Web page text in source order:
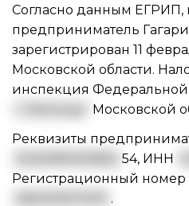
Согласно данным
предприниматель
зарегистрирован 11
Московской области.
инспекция
Московской
Реквизиты
54, ИНН
Регистрационный
.